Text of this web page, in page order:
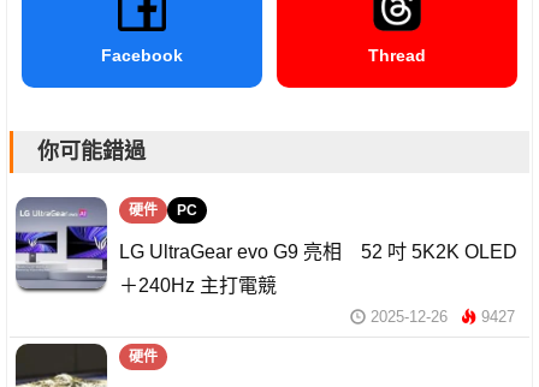
Facebook Thread
你可能錯過
硬件 PC
LG UltraGear evo G9 亮相 52 吋 5K2K OLED
＋240Hz 主打電競
2025-12-26 9427
硬件